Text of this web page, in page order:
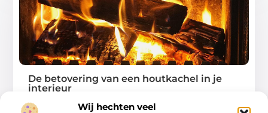
Wij hechten veel
De betovering van een houtkachel in je
interieur
Een houtkachel kan je huis omtoveren tot een